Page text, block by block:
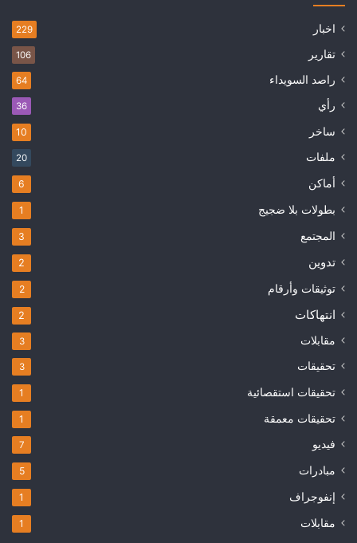
اخبار 229
تقارير 106
راصد السويداء 64
رأي 36
ساخر 10
ملفات 20
أماكن 6
بطولات بلا ضجيج 1
المجتمع 3
تدوين 2
توثيقات وأرقام 2
انتهاكات 2
مقابلات 3
تحقيقات 3
تحقيقات استقصائية 1
تحقيقات معمقة 1
فيديو 7
مبادرات 5
إنفوجراف 1
مقابلات 1